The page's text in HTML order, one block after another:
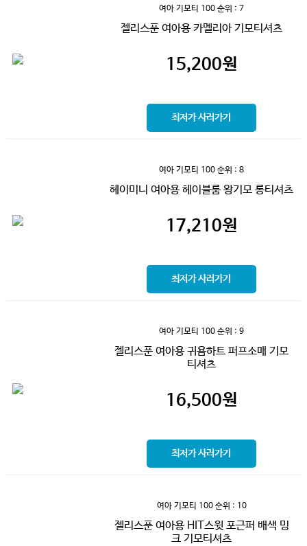
여아 기모티 100 순위 : 7
젤리스푼 여아용 카멜리아 기모티셔츠
15,200원
최저가 사러가기
여아 기모티 100 순위 : 8
헤이미니 여아용 헤이블룸 왕기모 롱티셔츠
17,210원
최저가 사러가기
여아 기모티 100 순위 : 9
젤리스푼 여아용 귀욤하트 퍼프소매 기모
티셔츠
16,500원
최저가 사러가기
여아 기모티 100순위 : 10
젤리스푼 여아용 HIT스윗 포근퍼 배색 밍
크 기모티셔츠